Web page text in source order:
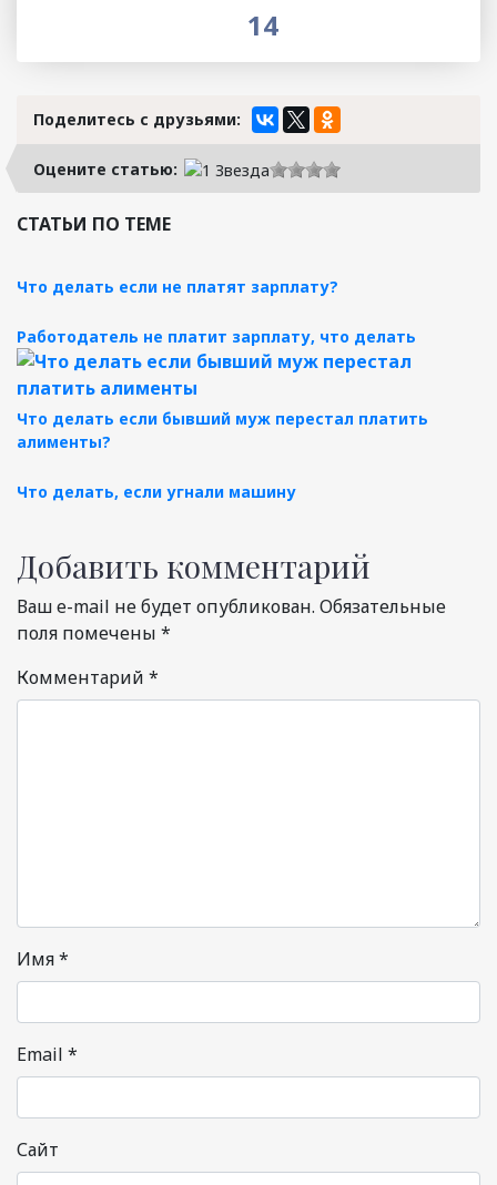
14
Поделитесь с друзьями:
Оцените статью:
СТАТЬИ ПО ТЕМЕ
Что делать если не платят зарплату?
Работодатель не платит зарплату, что делать
Что делать если бывший муж перестал платить
алименты?
Что делать, если угнали машину
Добавить комментарий
Ваш e-mail не будет опубликован. Обязательные
поля помечены *
Комментарий *
Имя*
Email *
Сайт